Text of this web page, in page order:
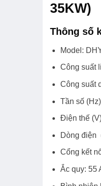
35KW)
Thông số
Model:
Công suất
Công suất
Tần số
Điện thế
Dòng điện
Cổng kết
Ắc quy: 55